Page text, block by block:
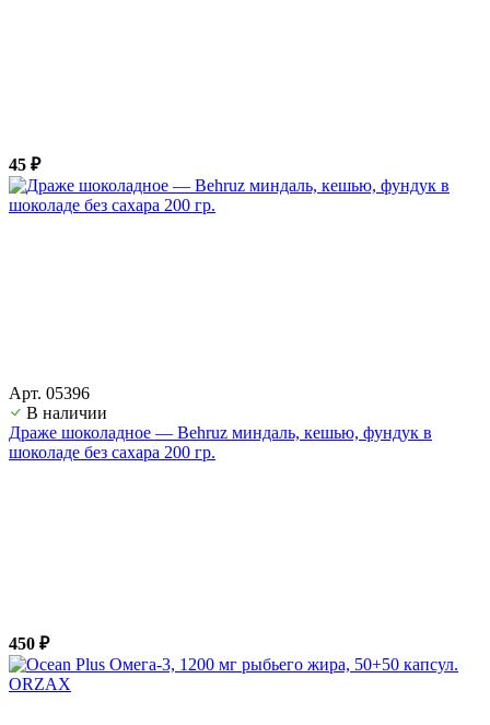
45 ₽
Арт. 05396
В наличии
Драже шоколадное — Behruz миндаль, кешью, фундук в
шоколаде без сахара 200 гр.
450 ₽